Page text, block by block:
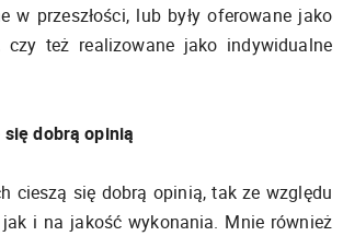
w przeszłości, lub były oferowane jako
czy też realizowane jako indywidualne
dobrą opinią
cieszą się dobrą opinią, tak ze względu
i na jakość wykonania. Mnie również